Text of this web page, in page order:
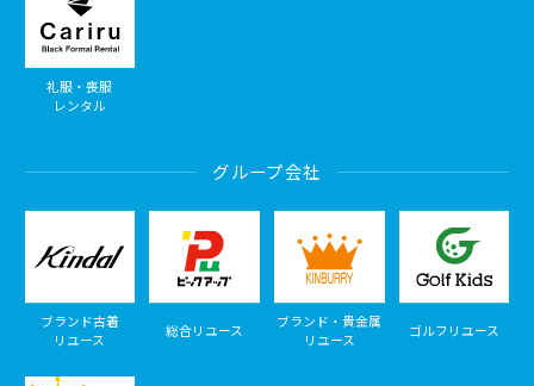
礼服・喪服
レンタル
グループ会社
ブランド古着
リユース
総合リユース
ブランド・貴金属
リユース
ゴルフリユース